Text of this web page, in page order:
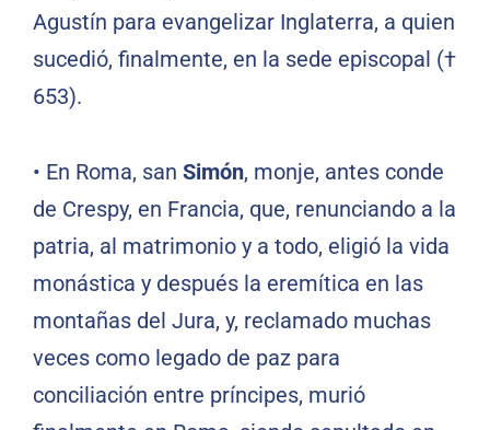
Agustín para evangelizar Inglaterra, a quien
sucedió, finalmente, en la sede episcopal (†
653).
• En Roma, san Simón, monje, antes conde
de Crespy, en Francia, que, renunciando a la
patria, al matrimonio y a todo, eligió la vida
monástica y después la eremítica en las
montañas del Jura, y, reclamado muchas
veces como legado de paz para
conciliación entre príncipes, murió